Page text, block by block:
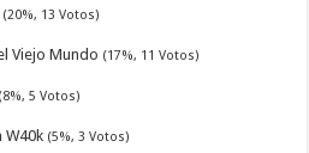
(20%, 13 Votos)
Viejo Mundo (17%, 11 Votos)
(8%, 5 Votos)
W40k (5%, 3 Votos)